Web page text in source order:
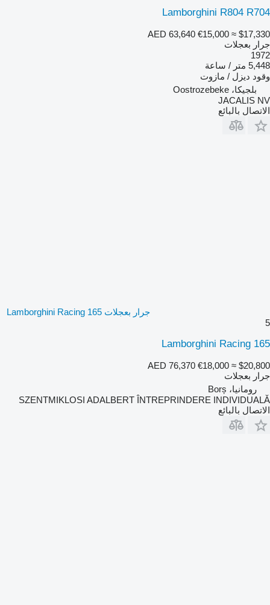
Lamborghini R804 R704
AED 63,640 €15,000 ≈ $17,330
جرار بعجلات
1972
5,448 متر / ساعة
وقود ديزل / مازوت
بلجيكا، Oostrozebeke
JACALIS NV
الاتصال بالبائع
جرار بعجلات Lamborghini Racing 165
5
Lamborghini Racing 165
AED 76,370 €18,000 ≈ $20,800
جرار بعجلات
رومانيا، Borș
SZENTMIKLOSI ADALBERT ÎNTREPRINDERE INDIVIDUALĂ
الاتصال بالبائع